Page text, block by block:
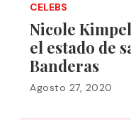
CELEBS
Nicole
el estado de
Banderas
Agosto 27, 2020